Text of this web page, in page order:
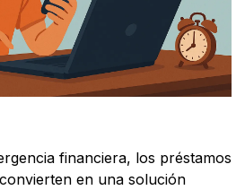
financiera, los préstamos
en una solución